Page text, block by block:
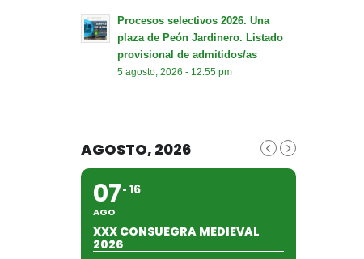
Procesos selectivos 2026. Una
plaza de Peón Jardinero. Listado
provisional de admitidos/as
5 agosto, 2026 - 12:55 pm
AGOSTO, 2026
07
AGO
16
XXX CONSUEGRA MEDIEVAL
2026